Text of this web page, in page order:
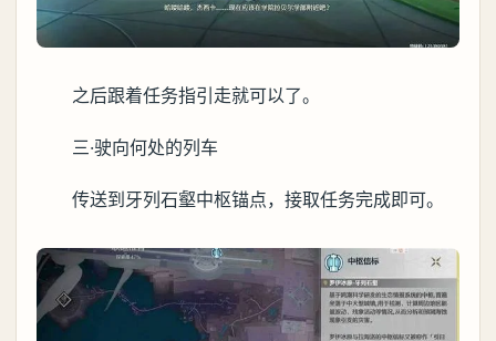
之后跟着任务指引走就可以了。
三·驶向何处的列车
传送到牙列石壑中枢锚点，接取任务完成即可。